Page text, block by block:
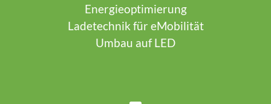
Energieoptimierung
Ladetechnik für eMobilität
Umbau auf LED